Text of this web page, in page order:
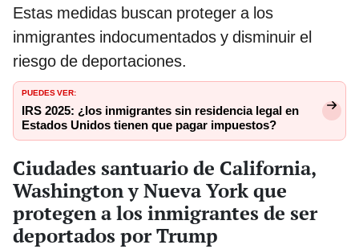
Estas medidas buscan proteger a los
inmigrantes indocumentados y disminuir el
riesgo de deportaciones.
PUEDES VER:
IRS 2025: ¿los inmigrantes sin residencia legal en
Estados Unidos tienen que pagar impuestos?
Ciudades santuario de California,
Washington y Nueva York que
protegen a los inmigrantes de ser
deportados por Trump